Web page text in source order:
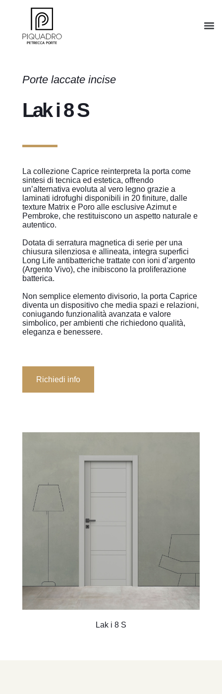
Lak i 8 S
Porte laccate incise
Lak i 8 S
La collezione Caprice reinterpreta la porta come
sintesi di tecnica ed estetica, offrendo
un’alternativa evoluta al vero legno grazie a
laminati idrofughi disponibili in 20 finiture, dalle
texture Matrix e Poro alle esclusive Azimut e
Pembroke, che restituiscono un aspetto naturale e
autentico.
Dotata di serratura magnetica di serie per una
chiusura silenziosa e allineata, integra superfici
Long Life antibatteriche trattate con ioni d’argento
(Argento Vivo), che inibiscono la proliferazione
batterica.
Non semplice elemento divisorio, la porta Caprice
diventa un dispositivo che media spazi e relazioni,
coniugando funzionalità avanzata e valore
simbolico, per ambienti che richiedono qualità,
eleganza e benessere.
Richiedi info